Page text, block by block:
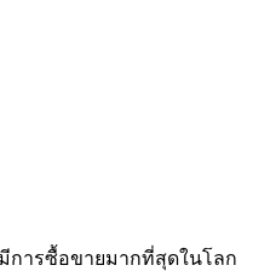
การซื้อขายมากที่สุดในโลก